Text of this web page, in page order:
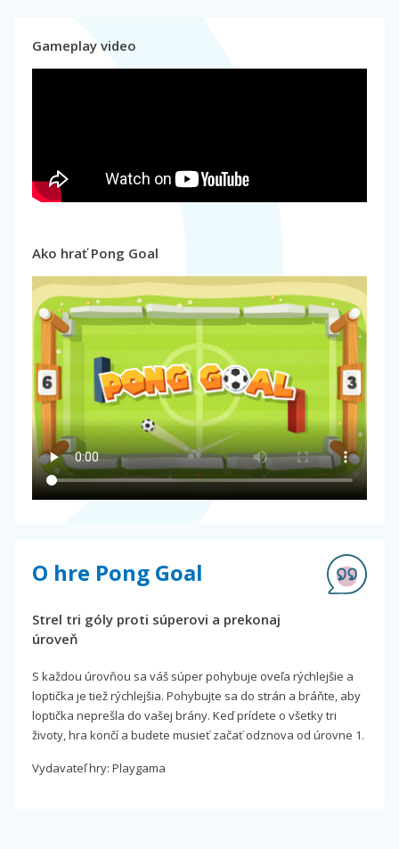
Gameplay video
Ako hrať Pong Goal
O hre Pong Goal
Strel tri góly proti súperovi a prekonaj
úroveň
S každou úrovňou sa váš súper pohybuje oveľa rýchlejšie a
loptička je tiež rýchlejšia. Pohybujte sa do strán a bráňte, aby
loptička neprešla do vašej brány. Keď prídete o všetky tri
životy, hra končí a budete musieť začať odznova od úrovne 1.
Vydavateľ hry: Playgama